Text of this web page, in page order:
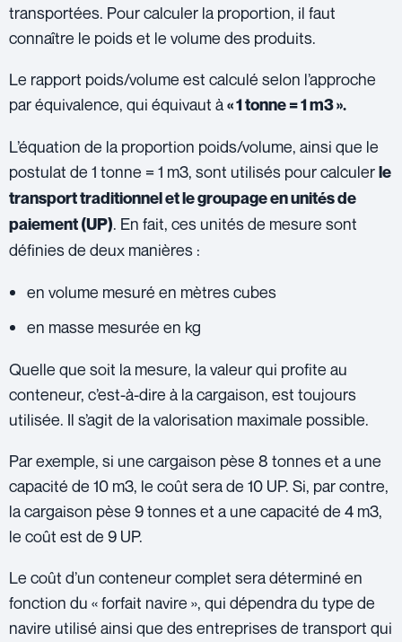
transportées. Pour calculer la proportion, il faut
connaître le poids et le volume des produits.
Le rapport poids/volume est calculé selon l’approche
par équivalence, qui équivaut à« 1 tonne = 1 m3 ».
L’équation de la proportion poids/volume, ainsi que le
postulat de 1 tonne = 1 m3, sont utilisés pour calculerle
transport traditionnel et le groupage en unités de
paiement (UP). En fait, ces unités de mesure sont
définies de deux manières :
en volume mesuré en mètres cubes
en masse mesurée en kg
Quelle que soit la mesure, la valeur qui profite au
conteneur, c’est-à-dire à la cargaison, est toujours
utilisée. Il s’agit de la valorisation maximale possible.
Par exemple, si une cargaison pèse 8 tonnes et a une
capacité de 10 m3, le coût sera de 10 UP. Si, par contre,
la cargaison pèse 9 tonnes et a une capacité de 4 m3,
le coût est de 9 UP.
Le coût d’un conteneur complet sera déterminé en
fonction du « forfait navire », qui dépendra du type de
navire utilisé ainsi que des entreprises de transport qui